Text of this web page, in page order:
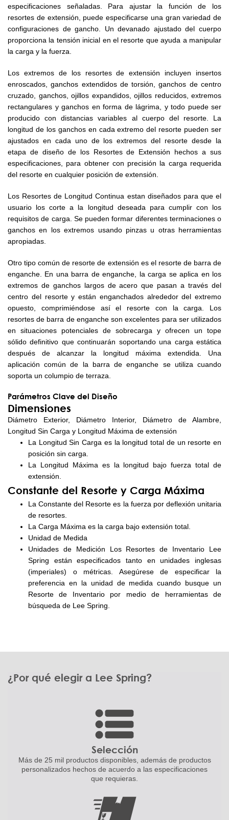
especificaciones señaladas. Para ajustar la función de los
resortes de extensión, puede especificarse una gran variedad de
configuraciones de gancho. Un devanado ajustado del cuerpo
proporciona la tensión inicial en el resorte que ayuda a manipular
la carga y la fuerza.
Los extremos de los resortes de extensión incluyen insertos
enroscados, ganchos extendidos de torsión, ganchos de centro
cruzado, ganchos, ojillos expandidos, ojillos reducidos, extremos
rectangulares y ganchos en forma de lágrima, y todo puede ser
producido con distancias variables al cuerpo del resorte. La
longitud de los ganchos en cada extremo del resorte pueden ser
ajustados en cada uno de los extremos del resorte desde la
etapa de diseño de los Resortes de Extensión hechos a sus
especificaciones, para obtener con precisión la carga requerida
del resorte en cualquier posición de extensión.
Los Resortes de Longitud Continua estan diseñados para que el
usuario los corte a la longitud deseada para cumplir con los
requisitos de carga. Se pueden formar diferentes terminaciones o
ganchos en los extremos usando pinzas u otras herramientas
apropiadas.
Otro tipo común de resorte de extensión es el resorte de barra de
enganche. En una barra de enganche, la carga se aplica en los
extremos de ganchos largos de acero que pasan a través del
centro del resorte y están enganchados alrededor del extremo
opuesto, comprimiéndose así el resorte con la carga. Los
resortes de barra de enganche son excelentes para ser utilizados
en situaciones potenciales de sobrecarga y ofrecen un tope
sólido definitivo que continuarán soportando una carga estática
después de alcanzar la longitud máxima extendida. Una
aplicación común de la barra de enganche se utiliza cuando
soporta un columpio de terraza.
Parámetros Clave del Diseño
Dimensiones
Diámetro Exterior, Diámetro Interior, Diámetro de Alambre,
Longitud Sin Carga y Longitud Máxima de extensión
La Longitud Sin Carga es la longitud total de un resorte en
posición sin carga.
La Longitud Máxima es la longitud bajo fuerza total de
extensión.
Constante del Resorte y Carga Máxima
La Constante del Resorte es la fuerza por deflexión unitaria
de resortes.
La Carga Máxima es la carga bajo extensión total.
Unidad de Medida
Unidades de Medición Los Resortes de Inventario Lee
Spring están especificados tanto en unidades inglesas
(imperiales) o métricas. Asegúrese de especificar la
preferencia en la unidad de medida cuando busque un
Resorte de Inventario por medio de herramientas de
búsqueda de Lee Spring.
¿Por qué elegir a Lee Spring?
Selección
Más de 25 mil productos disponibles, además de productos
personalizados hechos de acuerdo a las especificaciones
que requieras.